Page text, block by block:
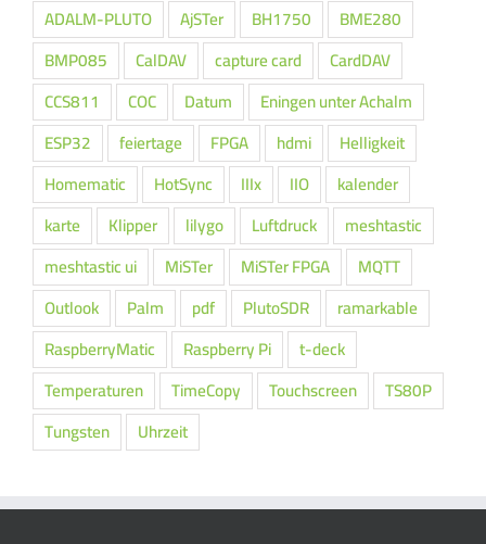
ADALM-PLUTO AjSTer BH1750
BME280
BMP085
CalDAV capture card
CardDAV
CCS811
COC Datum
Eningen unter Achalm
ESP32
feiertage FPGA hdmi
Helligkeit
Homematic
HotSync IIIx IIO
kalender
karte
Klipper lilygo Luftdruck
meshtastic
meshtastic ui
MiSTer MiSTer FPGA
MQTT
Outlook
Palm pdf PlutoSDR
ramarkable
RaspberryMatic
Raspberry Pi
t-deck
Temperaturen
TimeCopy Touchscreen
TS80P
Tungsten
Uhrzeit